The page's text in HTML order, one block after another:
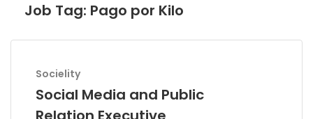
Job Tag: Pago por Kilo
Socielity
Social Media and Public